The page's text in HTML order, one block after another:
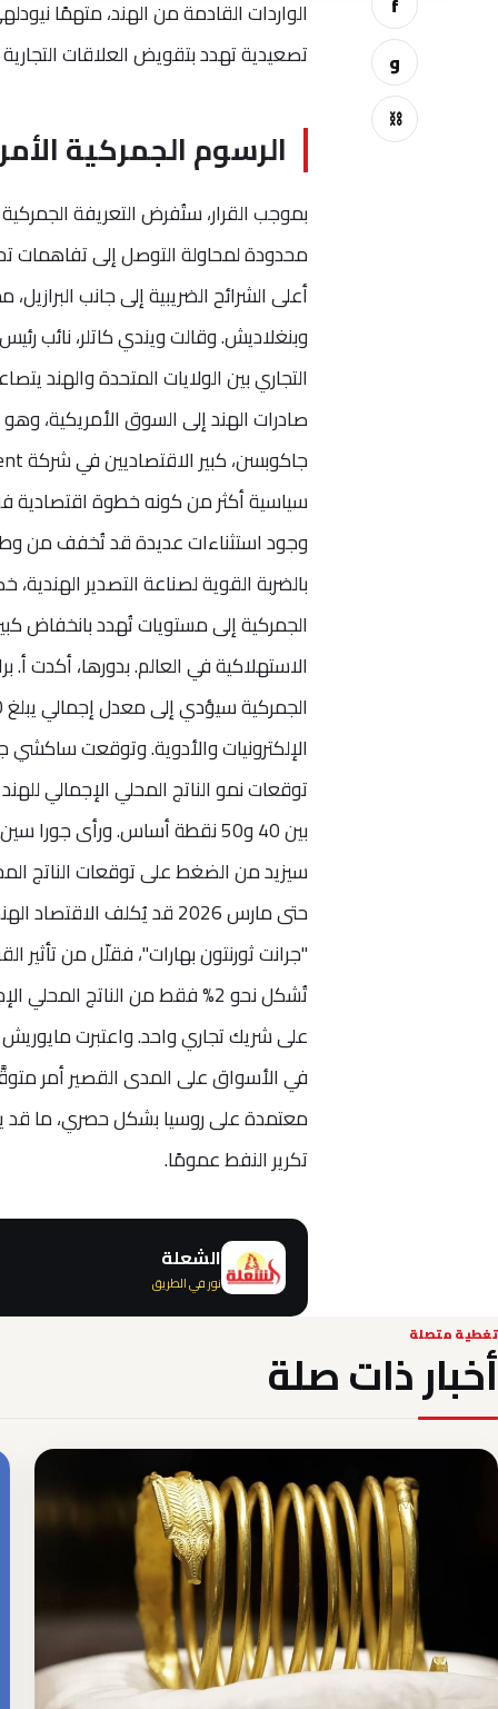
و
⛓
الواردات القادمة من الهند، متهمًا
تصعيدية تهدد بتقويض العلاقات التجارية
الرسوم الجمركية
محدودة لمحاولة التوصل إلى تفاهمات
أعلى الشرائح الضريبية إلى جانب
وبنغلاديش. وقالت ويندي كاتلر، نائب
صادرات الهند إلى السوق الأمريكية،
وجود استثناءات عديدة قد تُخفف من
بالضربة القوية لصناعة التصدير
الجمركية إلى مستويات تُهدد بانخفاض
سيزيد من الضغط على توقعات الناتج
"جرانت ثورنتون بهارات"، فقلّل من تأثير
تُشكل نحو 2% فقط من الناتج
على شريك تجاري واحد. واعتبرت
في الأسواق على المدى القصير أمر
تكرير النفط عمومًا.
الشعلة
نور في الطريق
تغطية متصلة
أخبار ذات صلة